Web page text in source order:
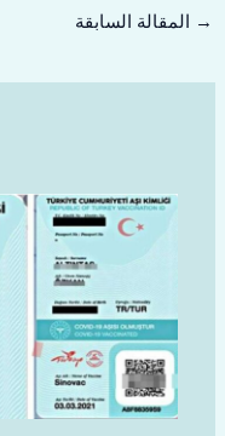
→ المقالة السابقة